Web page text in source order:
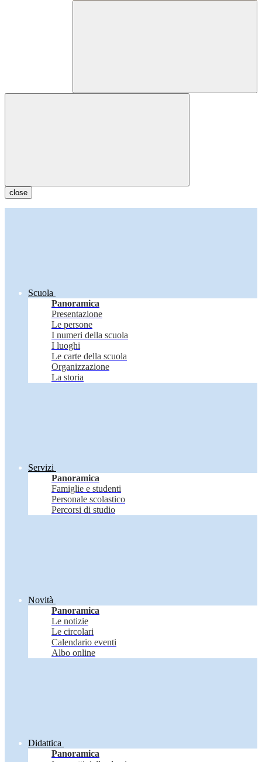
close
Scuola
Panoramica
Presentazione
Le persone
I numeri della scuola
I luoghi
Le carte della scuola
Organizzazione
La storia
Servizi
Panoramica
Famiglie e studenti
Personale scolastico
Percorsi di studio
Novità
Panoramica
Le notizie
Le circolari
Calendario eventi
Albo online
Didattica
Panoramica